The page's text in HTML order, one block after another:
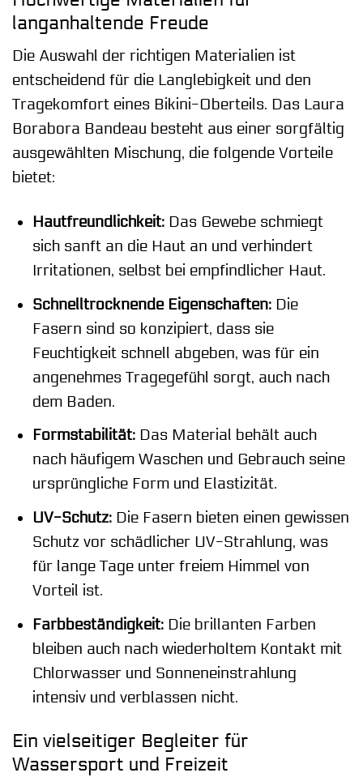
langanhaltende Freude
Die Auswahl der richtigen Materialien ist
entscheidend für die Langlebigkeit und den
Tragekomfort eines Bikini-Oberteils. Das Laura
Borabora Bandeau besteht aus einer sorgfältig
ausgewählten Mischung, die folgende Vorteile
bietet:
Hautfreundlichkeit:Das Gewebe schmiegt
sich sanft an die Haut an und verhindert
Irritationen, selbst bei empfindlicher Haut.
Schnelltrocknende Eigenschaften:Die
Fasern sind so konzipiert, dass sie
Feuchtigkeit schnell abgeben, was für ein
angenehmes Tragegefühl sorgt, auch nach
dem Baden.
Formstabilität:Das Material behält auch
nach häufigem Waschen und Gebrauch seine
ursprüngliche Form und Elastizität.
UV-Schutz:Die Fasern bieten einen gewissen
Schutz vor schädlicher UV-Strahlung, was
für lange Tage unter freiem Himmel von
Vorteil ist.
Farbbeständigkeit:Die brillanten Farben
bleiben auch nach wiederholtem Kontakt mit
Chlorwasser und Sonneneinstrahlung
intensiv und verblassen nicht.
Ein vielseitiger Begleiter für
Wassersport und Freizeit